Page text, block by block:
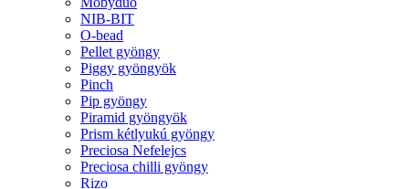
NIB-BIT
O-bead
Pellet gyöngy
Piggy gyöngyök
Pinch
Pip gyöngy
Piramid gyöngyök
Prism kétlyukú gyöngy
Preciosa Nefelejcs
Preciosa chilli gyöngy
Rizo